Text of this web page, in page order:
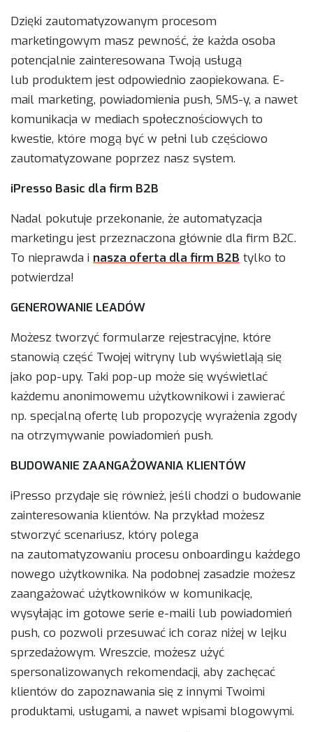
Dzięki zautomatyzowanym procesom
marketingowym masz pewność, że każda osoba
potencjalnie zainteresowana Twoją usługą
lub produktem jest odpowiednio zaopiekowana. E-
mail marketing, powiadomienia push, SMS-y, a nawet
komunikacja w mediach społecznościowych to
kwestie, które mogą być w pełni lub częściowo
zautomatyzowane poprzez nasz system.
iPresso Basic dla firm B2B
Nadal pokutuje przekonanie, że automatyzacja
marketingu jest przeznaczona głównie dla firm B2C.
To nieprawda i nasza oferta dla firm B2B tylko to
potwierdza!
GENEROWANIE LEADÓW
Możesz tworzyć formularze rejestracyjne, które
stanowią część Twojej witryny lub wyświetlają się
jako pop-upy. Taki pop-up może się wyświetlać
każdemu anonimowemu użytkownikowi i zawierać
np. specjalną ofertę lub propozycję wyrażenia zgody
na otrzymywanie powiadomień push.
BUDOWANIE ZAANGAŻOWANIA KLIENTÓW
iPresso przydaje się również, jeśli chodzi o budowanie
zainteresowania klientów. Na przykład możesz
stworzyć scenariusz, który polega
na zautomatyzowaniu procesu onboardingu każdego
nowego użytkownika. Na podobnej zasadzie możesz
zaangażować użytkowników w komunikację,
wysyłając im gotowe serie e-maili lub powiadomień
push, co pozwoli przesuwać ich coraz niżej w lejku
sprzedażowym. Wreszcie, możesz użyć
spersonalizowanych rekomendacji, aby zachęcać
klientów do zapoznawania się z innymi Twoimi
produktami, usługami, a nawet wpisami blogowymi.